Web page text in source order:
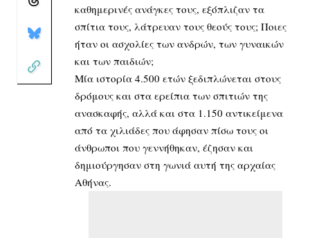
καθημερινές ανάγκες τους, εξόπλιζαν τα
σπίτια τους, λάτρευαν τους θεούς τους; Ποιες
ήταν οι ασχολίες των ανδρών, των γυναικών
και των παιδιών;
Μία ιστορία 4.500 ετών ξεδιπλώνεται στους
δρόμους και στα ερείπια των σπιτιών της
ανασκαφής, αλλά και στα 1.150 αντικείμενα
από τα χιλιάδες που άφησαν πίσω τους οι
άνθρωποι που γεννήθηκαν, έζησαν και
δημιούργησαν στη γωνιά αυτή της αρχαίας
Αθήνας.